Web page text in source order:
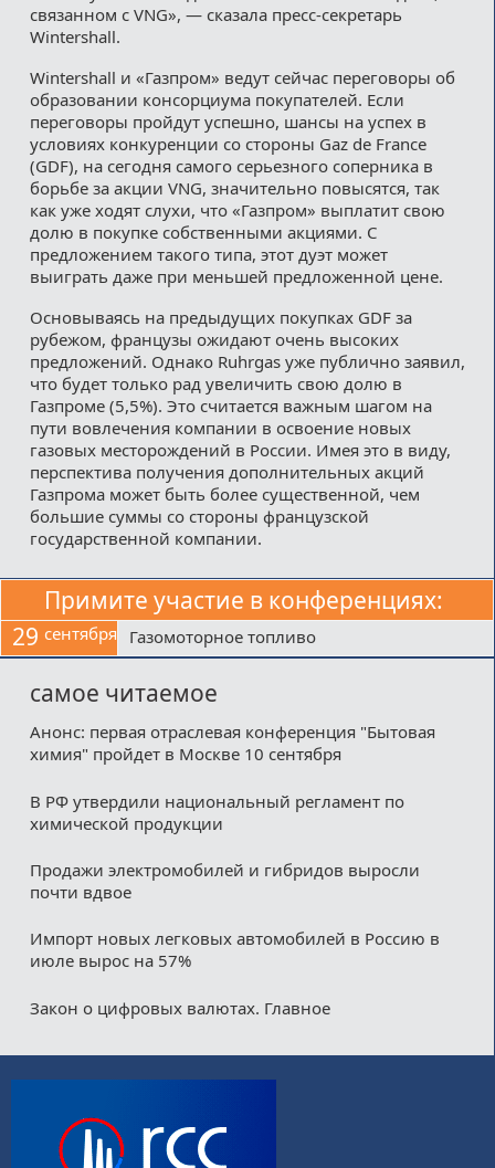
связанном с VNG», — сказала пресс-секретарь
Wintershall.
Wintershall и «Газпром» ведут сейчас переговоры об
образовании консорциума покупателей. Если
переговоры пройдут успешно, шансы на успех в
условиях конкуренции со стороны Gaz de France
(GDF), на сегодня самого серьезного соперника в
борьбе за акции VNG, значительно повысятся, так
как уже ходят слухи, что «Газпром» выплатит свою
долю в покупке собственными акциями. С
предложением такого типа, этот дуэт может
выиграть даже при меньшей предложенной цене.
Основываясь на предыдущих покупках GDF за
рубежом, французы ожидают очень высоких
предложений. Однако Ruhrgas уже публично заявил,
что будет только рад увеличить свою долю в
Газпроме (5,5%). Это считается важным шагом на
пути вовлечения компании в освоение новых
газовых месторождений в России. Имея это в виду,
перспектива получения дополнительных акций
Газпрома может быть более существенной, чем
большие суммы со стороны французской
государственной компании.
Примите участие в конференциях:
29 сентября Газомоторное топливо
самое читаемое
Анонс: первая отраслевая конференция "Бытовая
химия" пройдет в Москве 10 сентября
В РФ утвердили национальный регламент по
химической продукции
Продажи электромобилей и гибридов выросли
почти вдвое
Импорт новых легковых автомобилей в Россию в
июле вырос на 57%
Закон о цифровых валютах. Главное